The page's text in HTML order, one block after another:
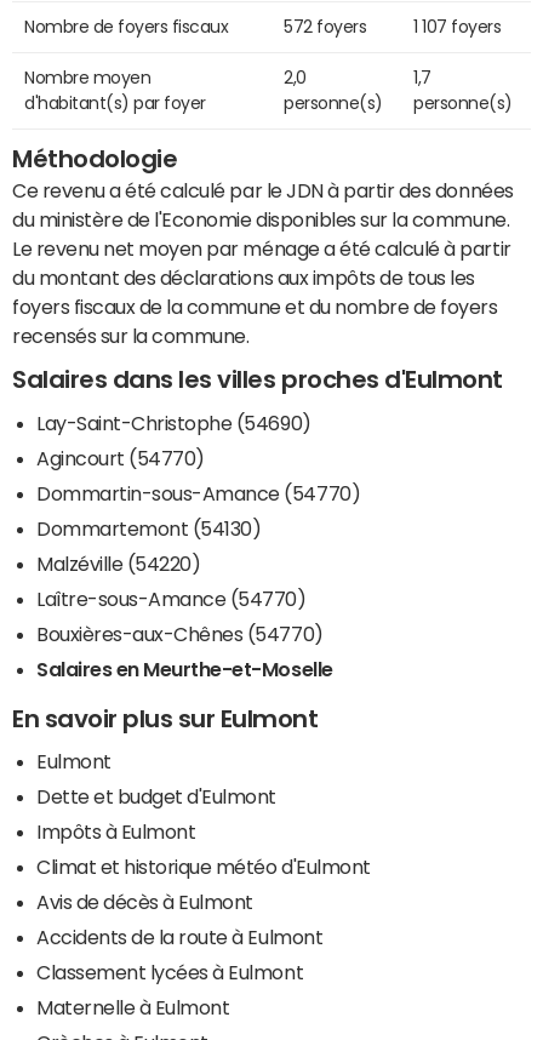
Nombre de foyers fiscaux 572 foyers 1 107 foyers
Nombre moyen
d'habitant(s) par foyer
2,0
personne(s)
1,7
personne(s)
Méthodologie
Ce revenu a été calculé par le JDN à partir des données
du ministère de l'Economie disponibles sur la commune.
Le revenu net moyen par ménage a été calculé à partir
du montant des déclarations aux impôts de tous les
foyers fiscaux de la commune et du nombre de foyers
recensés sur la commune.
Salaires dans les villes proches d'Eulmont
Lay-Saint-Christophe (54690)
Agincourt (54770)
Dommartin-sous-Amance (54770)
Dommartemont (54130)
Malzéville (54220)
Laître-sous-Amance (54770)
Bouxières-aux-Chênes (54770)
Salaires en Meurthe-et-Moselle
En savoir plus sur Eulmont
Eulmont
Dette et budget d'Eulmont
Impôts à Eulmont
Climat et historique météo d'Eulmont
Avis de décès à Eulmont
Accidents de la route à Eulmont
Classement lycées à Eulmont
Maternelle à Eulmont